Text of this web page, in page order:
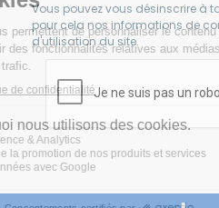
Vous pouvez vous désinscrire à
pour cela nos informations de
d'utilisation du site.